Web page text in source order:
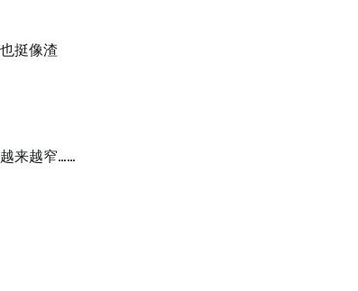
挺像渣
来越窄……